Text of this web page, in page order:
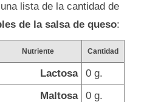
lista de la cantidad de
de la salsa de queso:
Nutriente Cantidad
Lactosa
0 g.
Maltosa
0 g.